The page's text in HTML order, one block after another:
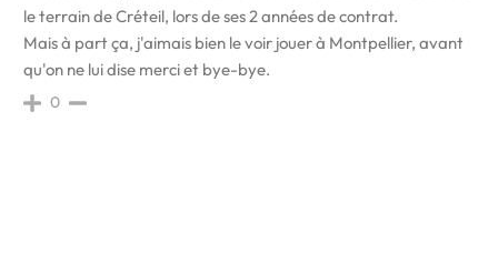
le terrain de Créteil, lors de ses 2 années de contrat.
Mais à part ça, j'aimais bien le voir jouer à Montpellier, avant
qu'on ne lui dise merci et bye-bye.
0